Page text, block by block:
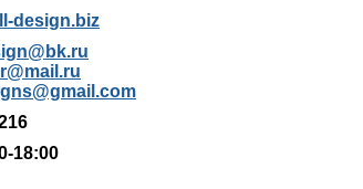
design.biz
18:00